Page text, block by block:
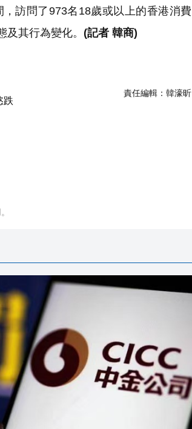
訪問了973名18歲或以上的香港消費
其行為變化。 (記者 韓商)
責任編輯： 韓濠昕